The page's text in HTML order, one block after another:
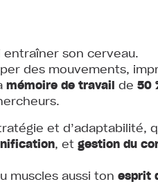
entraîner son cerveau.
des mouvements,
mémoire de travail de 50
et d’adaptabilité,
, et gestion du
muscles aussi ton esprit